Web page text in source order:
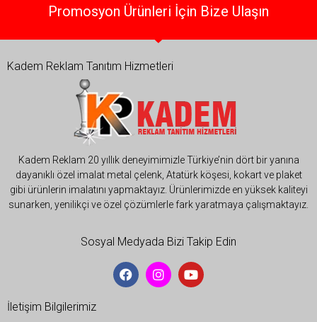
Promosyon Ürünleri İçin Bize Ulaşın
Kadem Reklam Tanıtım Hizmetleri
Kadem Reklam 20 yıllık deneyimimizle Türkiye’nin dört bir yanına
dayanıklı özel imalat metal çelenk, Atatürk köşesi, kokart ve plaket
gibi ürünlerin imalatını yapmaktayız. Ürünlerimizde en yüksek kaliteyi
sunarken, yenilikçi ve özel çözümlerle fark yaratmaya çalışmaktayız.
Sosyal Medyada Bizi Takip Edin
İletişim Bilgilerimiz